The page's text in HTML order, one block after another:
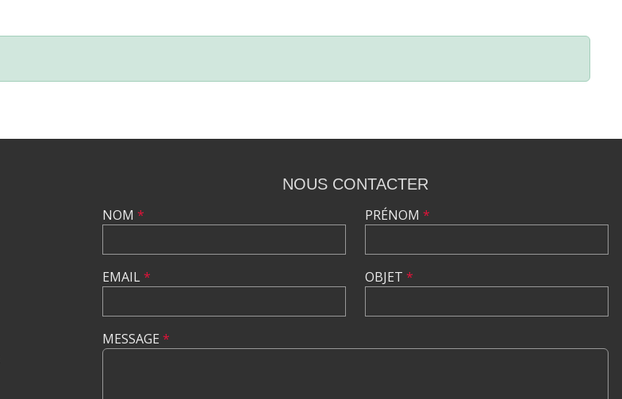
NOUS CONTACTER
NOM *
EMAIL*
PRÉNOM *
OBJET *
MESSAGE *